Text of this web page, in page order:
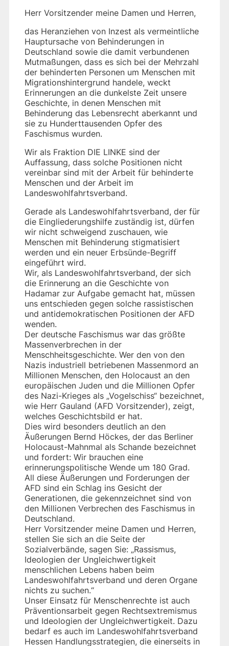
Herr Vorsitzender meine Damen und Herren,
das Heranziehen von Inzest als vermeintliche
Hauptursache von Behinderungen in
Deutschland sowie die damit verbundenen
Mutmaßungen, dass es sich bei der Mehrzahl
der behinderten Personen um Menschen mit
Migrationshintergrund handele, weckt
Erinnerungen an die dunkelste Zeit unsere
Geschichte, in denen Menschen mit
Behinderung das Lebensrecht aberkannt und
sie zu Hunderttausenden Opfer des
Faschismus wurden.
Wir als Fraktion DIE LINKE sind der
Auffassung, dass solche Positionen nicht
vereinbar sind mit der Arbeit für behinderte
Menschen und der Arbeit im
Landeswohlfahrtsverband.
Gerade als Landeswohlfahrtsverband, der für
die Eingliederungshilfe zuständig ist, dürfen
wir nicht schweigend zuschauen, wie
Menschen mit Behinderung stigmatisiert
werden und ein neuer Erbsünde-Begriff
eingeführt wird.
Wir, als Landeswohlfahrtsverband, der sich
die Erinnerung an die Geschichte von
Hadamar zur Aufgabe gemacht hat, müssen
uns entschieden gegen solche rassistischen
und antidemokratischen Positionen der AFD
wenden.
Der deutsche Faschismus war das größte
Massenverbrechen in der
Menschheitsgeschichte. Wer den von den
Nazis industriell betriebenen Massenmord an
Millionen Menschen, den Holocaust an den
europäischen Juden und die Millionen Opfer
des Nazi-Krieges als „Vogelschiss“ bezeichnet,
wie Herr Gauland (AFD Vorsitzender), zeigt,
welches Geschichtsbild er hat.
Dies wird besonders deutlich an den
Äußerungen Bernd Höckes, der das Berliner
Holocaust-Mahnmal als Schande bezeichnet
und fordert: Wir brauchen eine
erinnerungspolitische Wende um 180 Grad.
All diese Äußerungen und Forderungen der
AFD sind ein Schlag ins Gesicht der
Generationen, die gekennzeichnet sind von
den Millionen Verbrechen des Faschismus in
Deutschland.
Herr Vorsitzender meine Damen und Herren,
stellen Sie sich an die Seite der
Sozialverbände, sagen Sie: „Rassismus,
Ideologien der Ungleichwertigkeit
menschlichen Lebens haben beim
Landeswohlfahrtsverband und deren Organe
nichts zu suchen.“
Unser Einsatz für Menschenrechte ist auch
Präventionsarbeit gegen Rechtsextremismus
und Ideologien der Ungleichwertigkeit. Dazu
bedarf es auch im Landeswohlfahrtsverband
Hessen Handlungsstrategien, die einerseits in